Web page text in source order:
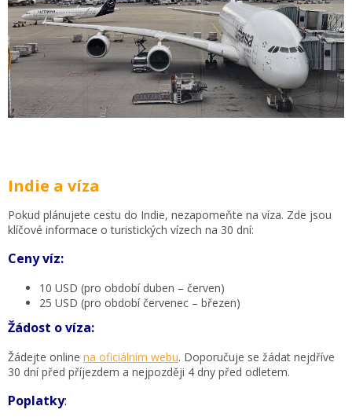
Indie a víza
Pokud plánujete cestu do Indie, nezapomeňte na víza. Zde jsou
klíčové informace o turistických vízech na 30 dní:
Ceny víz:
10 USD (pro období duben – červen)
25 USD (pro období červenec – březen)
Žádost o víza:
Žádejte online na oficiálním webu. Doporučuje se žádat nejdříve
30 dní před příjezdem a nejpozději 4 dny před odletem.
Poplatky: